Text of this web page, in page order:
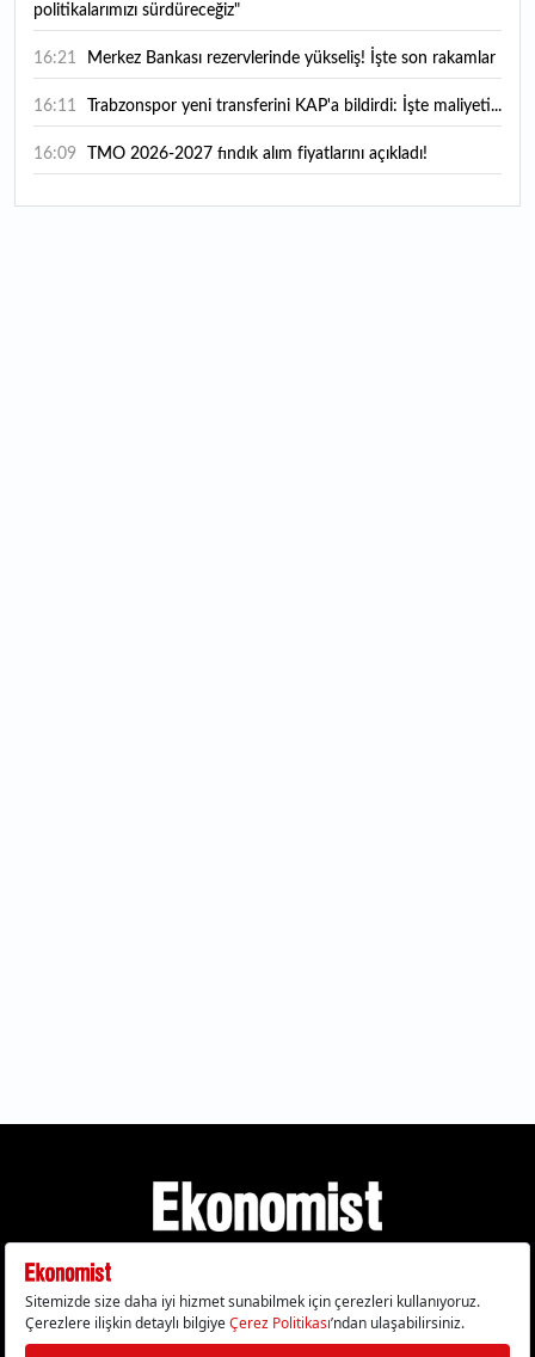
politikalarımızı sürdüreceğiz"
16:21 Merkez Bankası rezervlerinde yükseliş! İşte son rakamlar
16:11 Trabzonspor yeni transferini KAP'a bildirdi: İşte maliyeti...
16:09 TMO 2026-2027 fındık alım fiyatlarını açıkladı!
Gizlilik Politikası Çerez Politikası Çerezleri Sıfırla
KVKK Metni Künye İletişim